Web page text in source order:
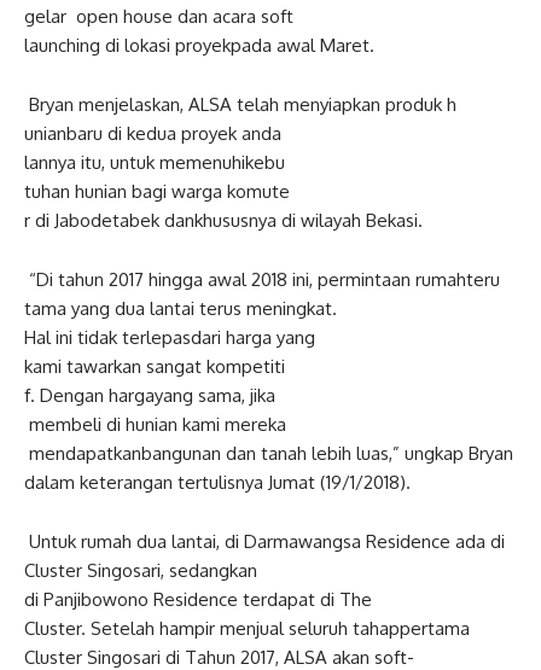
gelar open house dan acara soft
launching di lokasi proyekpada awal Maret.
Bryan menjelaskan, ALSA telah menyiapkan produk h
unianbaru di kedua proyek anda
lannya itu, untuk memenuhikebu
tuhan hunian bagi warga komute
r di Jabodetabek dankhususnya di wilayah Bekasi.
“Di tahun 2017 hingga awal 2018 ini, permintaan rumahteru
tama yang dua lantai terus meningkat.
Hal ini tidak terlepasdari harga yang
kami tawarkan sangat kompetiti
f. Dengan hargayang sama, jika
membeli di hunian kami mereka
mendapatkanbangunan dan tanah lebih luas,” ungkap Bryan
dalam keterangan tertulisnya Jumat (19/1/2018).
Untuk rumah dua lantai, di Darmawangsa Residence ada di
Cluster Singosari, sedangkan
di Panjibowono Residence terdapat di The
Cluster. Setelah hampir menjual seluruh tahappertama
Cluster Singosari di Tahun 2017, ALSA akan soft-